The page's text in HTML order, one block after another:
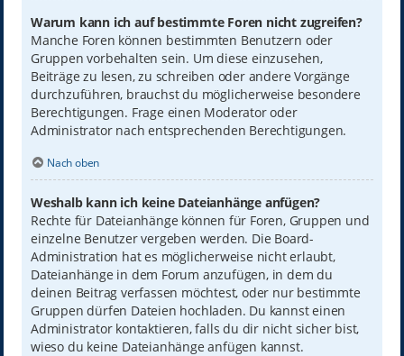
Warum kann ich auf bestimmte Foren nicht zugreifen?
Manche Foren können bestimmten Benutzern oder
Gruppen vorbehalten sein. Um diese einzusehen,
Beiträge zu lesen, zu schreiben oder andere Vorgänge
durchzuführen, brauchst du möglicherweise besondere
Berechtigungen. Frage einen Moderator oder
Administrator nach entsprechenden Berechtigungen.
Nach oben
Weshalb kann ich keine Dateianhänge anfügen?
Rechte für Dateianhänge können für Foren, Gruppen und
einzelne Benutzer vergeben werden. Die Board-
Administration hat es möglicherweise nicht erlaubt,
Dateianhänge in dem Forum anzufügen, in dem du
deinen Beitrag verfassen möchtest, oder nur bestimmte
Gruppen dürfen Dateien hochladen. Du kannst einen
Administrator kontaktieren, falls du dir nicht sicher bist,
wieso du keine Dateianhänge anfügen kannst.